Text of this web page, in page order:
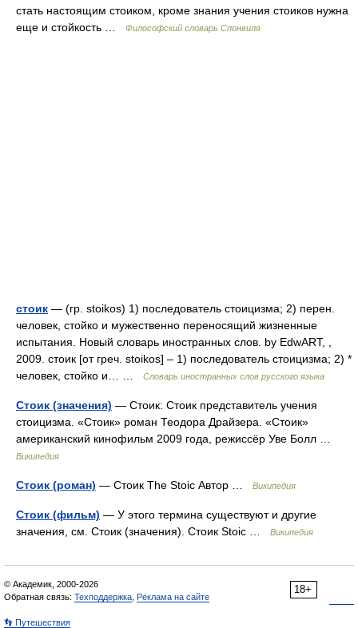
стать настоящим стоиком, кроме знания учения стоиков нужна
еще и стойкость …
Философский словарь Спонвиля
стоик — (гр. stoikos) 1) последователь стоицизма; 2) перен.
человек, стойко и мужественно переносящий жизненные
испытания. Новый словарь иностранных слов. by EdwART, ,
2009. стоик [от греч. stoikos] – 1) последователь стоицизма; 2) *
человек, стойко и… …
Словарь иностранных слов русского языка
Стоик (значения) — Стоик: Стоик представитель учения
стоицизма. «Стоик» роман Теодора Драйзера. «Стоик»
американский кинофильм 2009 года, режиссёр Уве Болл …
Википедия
Стоик (роман) — Стоик The Stoic Автор … Википедия
Стоик (фильм) — У этого термина существуют и другие
значения, см. Стоик (значения). Стоик Stoic …
Википедия
18+
© Академик, 2000-2026
Обратная связь: Техподдержка Реклама на сайте
👣 Путешествия